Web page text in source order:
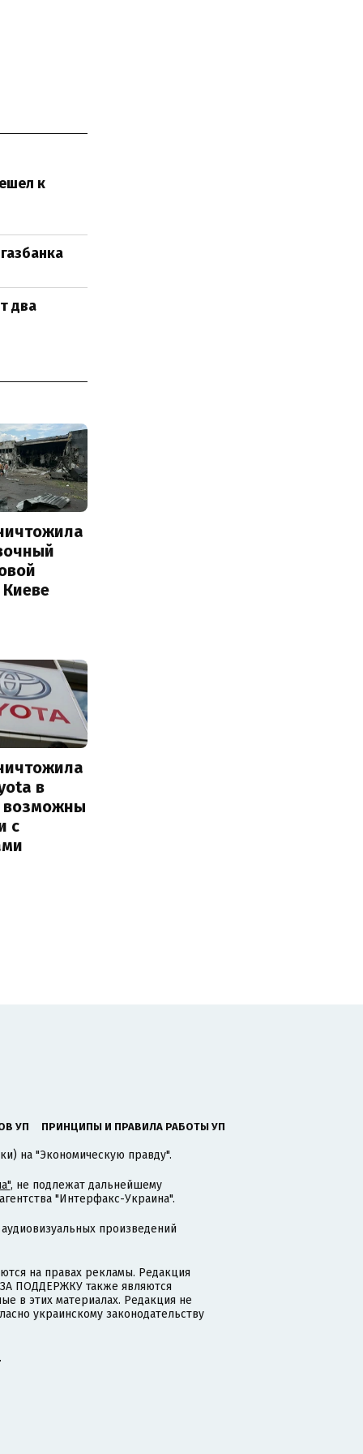
к
два
в
возможны
с
УП ПРИНЦИПЫ И ПРАВИЛА РАБОТЫ УП
на "Экономическую правду".
, не подлежат дальнейшему
"Интерфакс-Украина".
произведений
на правах рекламы. Редакция
ПОДДЕРЖКУ также являются
в этих материалах. Редакция не
украинскому законодательству